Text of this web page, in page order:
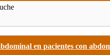
en pacientes con